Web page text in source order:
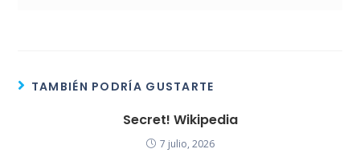
TAMBIÉN PODRÍA GUSTARTE
Secret! Wikipedia
7 julio, 2026